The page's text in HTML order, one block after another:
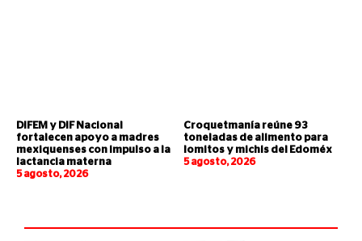
DIFEM y DIF Nacional
fortalecen apoyo a madres
mexiquenses con impulso a la
lactancia materna
5 agosto, 2026
Croquetmanía reúne 93
toneladas de alimento para
lomitos y michis del Edoméx
5 agosto, 2026